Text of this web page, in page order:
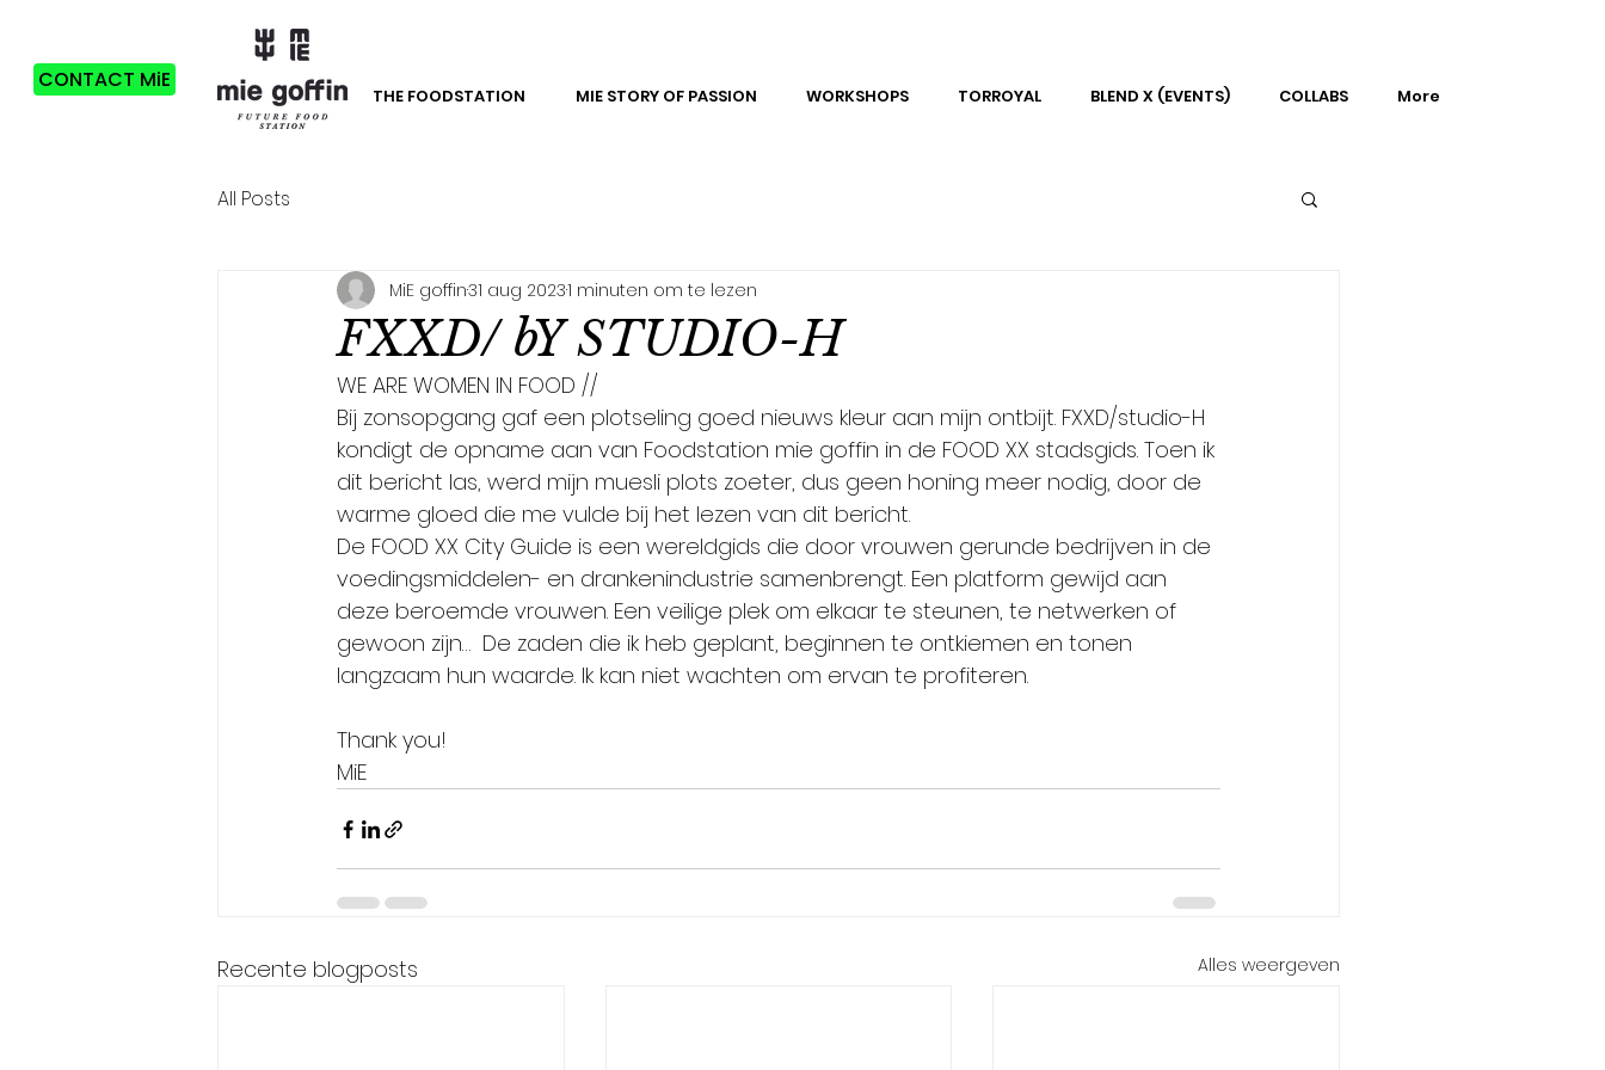
CONTACT MiE
THE FOODSTATION MIE STORY OF PASSION WORKSHOPS TORROYAL BLEND X (EVENTS) COLLABS More
All Posts
FXXD/ bY STUDIO-H
MiE goffin31 aug 20231 minuten om te lezen
WE ARE WOMEN IN FOOD //
Bij zonsopgang gaf een plotseling goed nieuws kleur aan mijn ontbijt. FXXD/studio-H
kondigt de opname aan van Foodstation mie goffin in de FOOD XX stadsgids. Toen ik
dit bericht las, werd mijn muesli plots zoeter, dus geen honing meer nodig, door de
warme gloed die me vulde bij het lezen van dit bericht.
De FOOD XX City Guide is een wereldgids die door vrouwen gerunde bedrijven in de
voedingsmiddelen- en drankenindustrie samenbrengt. Een platform gewijd aan
deze beroemde vrouwen. Een veilige plek om elkaar te steunen, te netwerken of
gewoon zijn…  De zaden die ik heb geplant, beginnen te ontkiemen en tonen
langzaam hun waarde. Ik kan niet wachten om ervan te profiteren.
Thank you!
MiE
Recente blogposts Alles weergeven